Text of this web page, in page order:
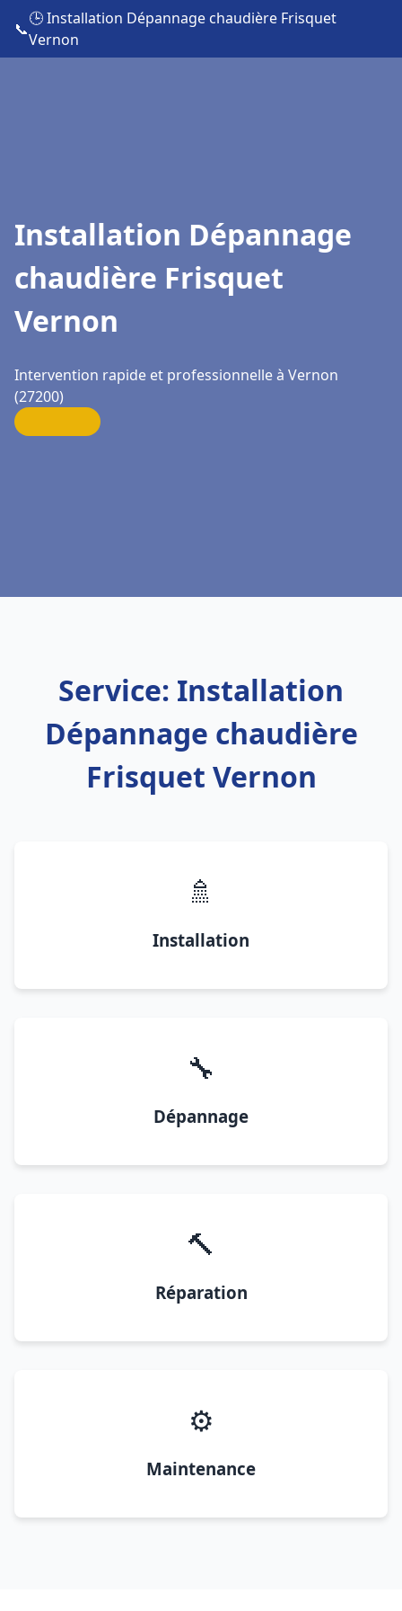
📞
🕒 Installation Dépannage chaudière Frisquet
Vernon
Installation Dépannage
chaudière Frisquet
Vernon
Intervention rapide et professionnelle à Vernon
(27200)
Service: Installation
Dépannage chaudière
Frisquet Vernon
🚿
Installation
🔧
Dépannage
🔨
Réparation
⚙️
Maintenance